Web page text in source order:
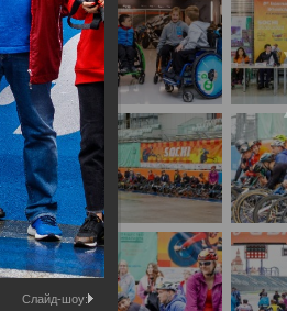
Слайд-шоу: